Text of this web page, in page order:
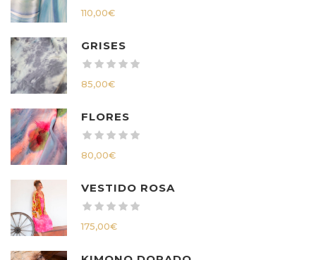
110,00€
GRISES
85,00€
FLORES
80,00€
VESTIDO ROSA
175,00€